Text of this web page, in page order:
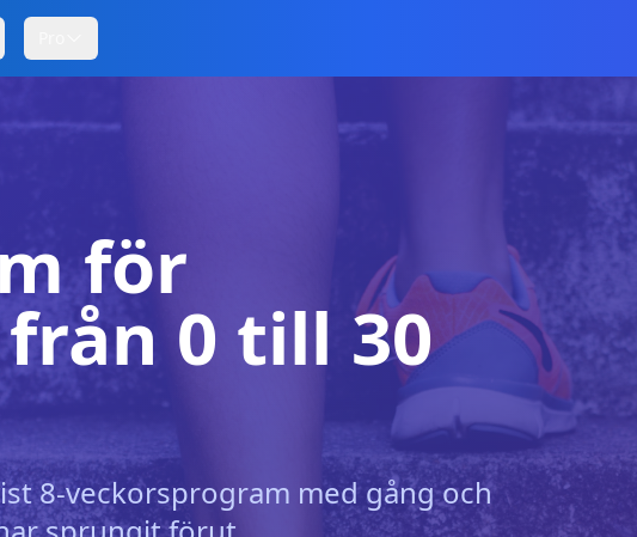
för
0 till 30
8-veckorsprogram med gång och